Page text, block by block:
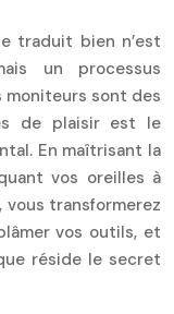
traduit bien n’est
un processus
moniteurs sont des
de plaisir est le
En maîtrisant la
vos oreilles à
transformerez
vos outils, et
réside le secret